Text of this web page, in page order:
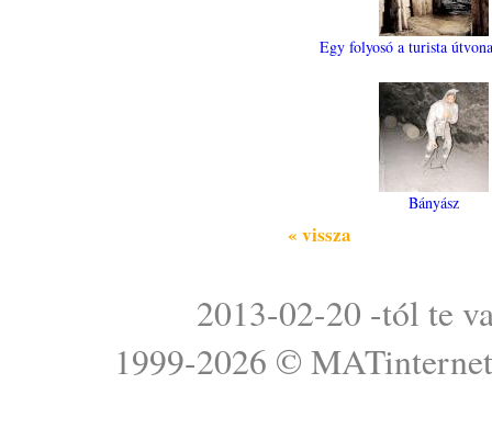
Egy folyosó a turista
Bányász
« vissza
2013-02-20 -tól te
1999-2026 © MATinternet